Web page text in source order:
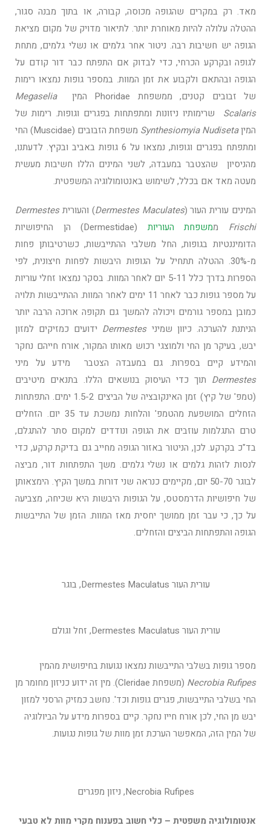
מאד. רק במקרים שהגופה מכוסה, קבורה, או בתוך מבנה סגור,
ההטלה עלולה להיות מאוחרת יותר. לתיאור מדויק של מקום מציאת
הגופה יש חשיבות רבה. ניטור אחר גלמים או נשלי גלמים, מתחת
לגופה ובקרקע הכרחי, כדי לבדוק אם התפתח כבר דור קודם על
הגופה ובהתאם ולקבוע את זמן המוות. במספר גופות נמצאו רימות
של זבובים קטנים, ממשפחת Phoridae המין
Megaselia
Scalaris
שרימותיו ניזונות ומתפתחות בפגרים וגופות. רימות של
המיןSynthesiomyia Nudiseta
משפחת הזבובים (Muscidae) החי
ומתפתח בפגרים וגופות, נמצאו על 6 גופות באביב ובקיץ. לדעתנו,
מהניסיון שהצטבר במעבדה, לשני המינים הללו חשיבות מעשית
מעטה מאד אם בכלל, לשימוש באנטומולוגיה המשפטית.
המינים עורית העור (Dermestes Maculates) והעוריתDermestes
Frischi ממשפחת העוריות
(Dermestidae) הן החיפושיות
הדומיננטיות בגופות, החל משלבי ההתייבשות, כשרטיבותן פחות
מ-30%. ההטלה תתחיל על הגופות היבשות לפחות חיצונית, לפי
הספרות בדרך כלל 5-11 יום לאחר המוות. בסקר נמצאו זחלי עוריות
על מספר גופות כבר לאחר 11 ימים לאחר המוות. ההתייבשות תלויה
כמובן במספר גורמים ויכולה להמשך גם תקופה ארוכה הרבה יותר
הניתנת להערכה. כיוון שמיניDermestes ידועים כמזיקים למזון
יבש, בעיקר מן החי ולמוצגי רכוש מאותו המקור, אורח חייהם נחקר
והמידע קיים בספרות. גם במעבדה הצטבר מידע על מיני
Dermestes תוך כדי העיסוק בנושאים הללו. בתנאים מיטיבים
(טמפ' של קיץ) זמן האינקובציה של הביצים 1.5-2 ימים. התפתחות
הזחלים המושפעת מהטמפ' והלחות נמשכת עד 35 יום. הזחלים
טרם התגלמות עוזבים את הגופה ונודדים למקום סתר להתגלם,
בד"כ בקרקע. לכן, הניטור באזור הגופה מחייב גם בדיקת קרקע, כדי
לנסות לזהות גלמים או נשלי גלמים. משך התפתחות דור, מביצה
לבוגר 50-70 יום, מקיימים כנראה שני דורות במשך הקיץ. הימצאותן
של חיפושיות הדרמסטס, על הגופות היבשות היא שכיחה, מצביעה
על כך, כי עבר זמן ממושך יחסית מאז המוות. הזמן של התייבשות
הגופה והתפתחות הביצים והזחלים.
עורית העור Dermestes Maculatus, בוגר
עורית העור Dermestes Maculatus, זחל וגולם
מספר גופות בשלבי התייבשות נמצאו נגועות בחיפושית מהמין
Necrobia Rufipes
(משפחת Cleridae). מין זה ידוע כניזון מחומר מן
החי בשלבי התייבשות, פגרים גופות וכד'. נחשב כמזיק הרסני למזון
יבש מן החי, לכן אורח חייו נחקר. קיים בספרות מידע על הביולוגיה
של המין הזה, המאפשר הערכת זמן מוות של גופות נגועות.
Necrobia Rufipes, ניזון מפגרים
אנטומולוגיה משפטית – כלי חשוב בפענוח מקרי מוות לא טבעי